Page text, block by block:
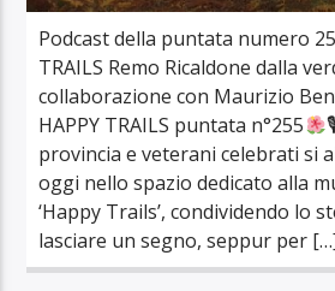
Podcast della puntata numero
TRAILS Remo Ricaldone dalla
collaborazione con Maurizio
HAPPY TRAILS puntata n°255
provincia e veterani celebrati si
oggi nello spazio dedicato alla
‘Happy Trails’, condividendo lo
lasciare un segno, seppur per